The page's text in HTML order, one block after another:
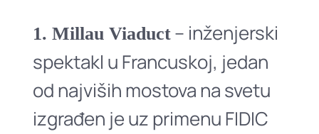
1. Millau Viaduct – inženjerski
spektakl u Francuskoj, jedan
od najviših mostova na svetu
izgrađen je uz primenu FIDIC